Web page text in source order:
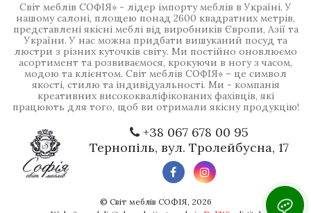
Світ меблів СОФІЯ» - лідер імпорту меблів в Україні. У
нашому салоні, площею понад 2600 квадратних метрів,
представлені якісні меблі від виробників Європи, Азії та
України. У нас можна придбати вишуканий посуд та
люстри з різних куточків світу. Ми постійно оновлюємо
асортимент та розвиваємося, крокуючи в ногу з часом,
модою та клієнтом. Світ меблів СОФІЯ» – це символ
якості, стилю та індивідуальності. Ми - компанія
креативних висококваліфікованих фахівців, які
працюють для того, щоб ви отримали якісну продукцію!
+38 067 678 00 95
Тернопіль, вул. Тролейбусна, 17
© Світ меблів СОФІЯ, 2026